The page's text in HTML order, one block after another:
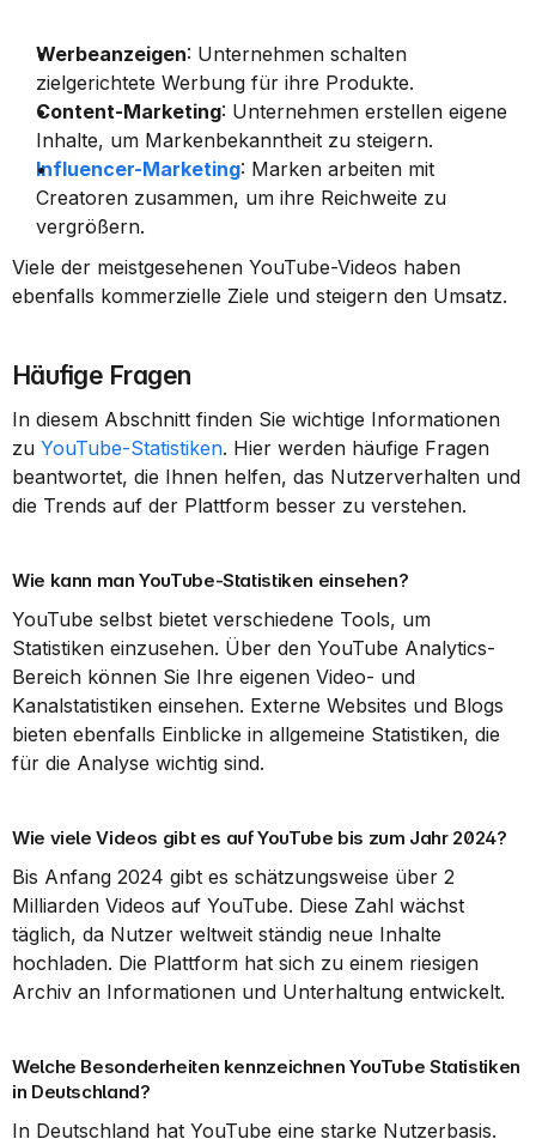
Werbeanzeigen: Unternehmen schalten
zielgerichtete Werbung für ihre Produkte.
Content-Marketing: Unternehmen erstellen eigene
Inhalte, um Markenbekanntheit zu steigern.
Influencer-Marketing: Marken arbeiten mit
Creatoren zusammen, um ihre Reichweite zu
vergrößern.
Viele der meistgesehenen YouTube-Videos haben
ebenfalls kommerzielle Ziele und steigern den Umsatz.
Häufige Fragen
In diesem Abschnitt finden Sie wichtige Informationen
zu YouTube-Statistiken. Hier werden häufige Fragen
beantwortet, die Ihnen helfen, das Nutzerverhalten und
die Trends auf der Plattform besser zu verstehen.
Wie kann man YouTube-Statistiken einsehen?
YouTube selbst bietet verschiedene Tools, um
Statistiken einzusehen. Über den YouTube Analytics-
Bereich können Sie Ihre eigenen Video- und
Kanalstatistiken einsehen. Externe Websites und Blogs
bieten ebenfalls Einblicke in allgemeine Statistiken, die
für die Analyse wichtig sind.
Wie viele Videos gibt es auf YouTube bis zum Jahr 2024?
Bis Anfang 2024 gibt es schätzungsweise über 2
Milliarden Videos auf YouTube. Diese Zahl wächst
täglich, da Nutzer weltweit ständig neue Inhalte
hochladen. Die Plattform hat sich zu einem riesigen
Archiv an Informationen und Unterhaltung entwickelt.
Welche Besonderheiten kennzeichnen YouTube Statistiken
in Deutschland?
In Deutschland hat YouTube eine starke Nutzerbasis.